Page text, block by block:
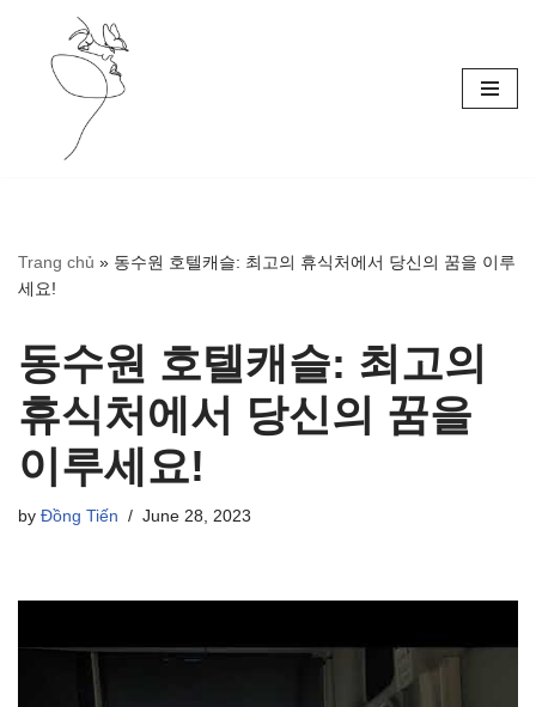
Skip
Trang chủ » 동수원 호텔캐슬: 최고의 휴식처에서 당신의 꿈을 이루
세요!
동수원 호텔캐슬: 최고의
휴식처에서 당신의 꿈을
이루세요!
by Đồng Tiến June 28, 2023